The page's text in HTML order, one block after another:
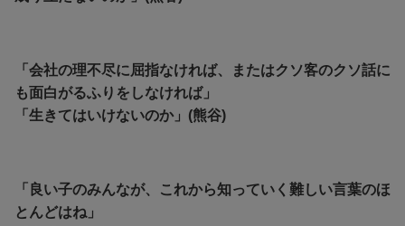
「会社の理不尽に屈指なければ、またはクソ客のクソ話に
も面白がるふりをしなければ」
「生きてはいけないのか」(熊谷)
「良い子のみんなが、これから知っていく難しい言葉のほ
とんどはね」